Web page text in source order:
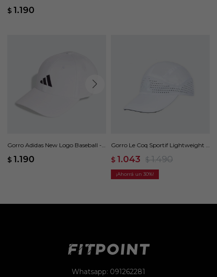
$ 1.190
Gorro Adidas New Logo Baseball -
$ 1.190
Gorro Le Coq Sportif Lightweight -
$ 1.043 $ 1.490
30
Whatsapp: 091262281